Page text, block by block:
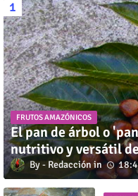
FRUTOS AMAZÓNICOS
El pan de árbol o
nutritivo y versátil
Redacción